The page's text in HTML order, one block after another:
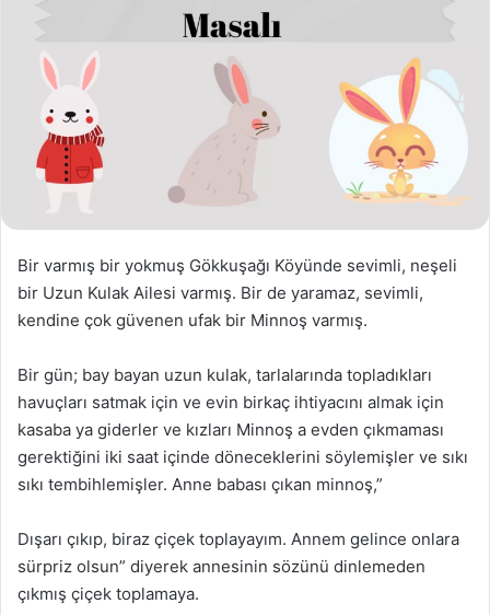
Bir varmış bir yokmuş Gökkuşağı Köyünde sevimli, neşeli
bir Uzun Kulak Ailesi varmış. Bir de yaramaz, sevimli,
kendine çok güvenen ufak bir Minnoş varmış.
Bir gün; bay bayan uzun kulak, tarlalarında topladıkları
havuçları satmak için ve evin birkaç ihtiyacını almak için
kasaba ya giderler ve kızları Minnoş a evden çıkmaması
gerektiğini iki saat içinde döneceklerini söylemişler ve sıkı
sıkı tembihlemişler. Anne babası çıkan minnoş,”
Dışarı çıkıp, biraz çiçek toplayayım. Annem gelince onlara
sürpriz olsun” diyerek annesinin sözünü dinlemeden
çıkmış çiçek toplamaya.